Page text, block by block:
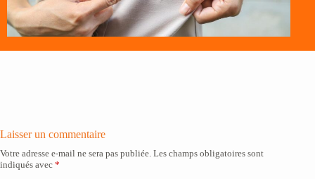
Laisser un commentaire
Votre adresse e-mail ne sera pas publiée. Les champs obligatoires sont
indiqués avec *